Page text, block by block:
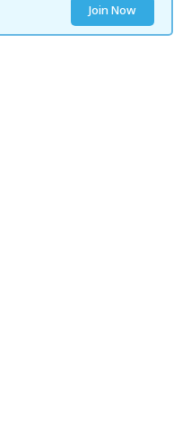
Join Now